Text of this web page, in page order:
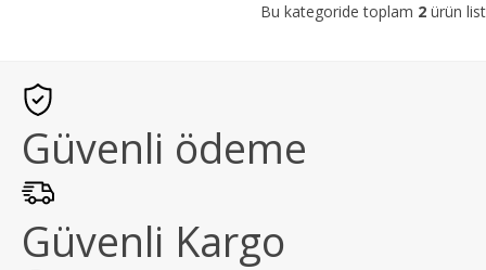
Bu kategoride toplam 2 ürün
Güvenli ödeme
Güvenli Kargo